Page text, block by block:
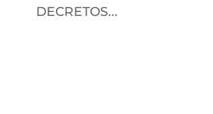
DECRETOS...